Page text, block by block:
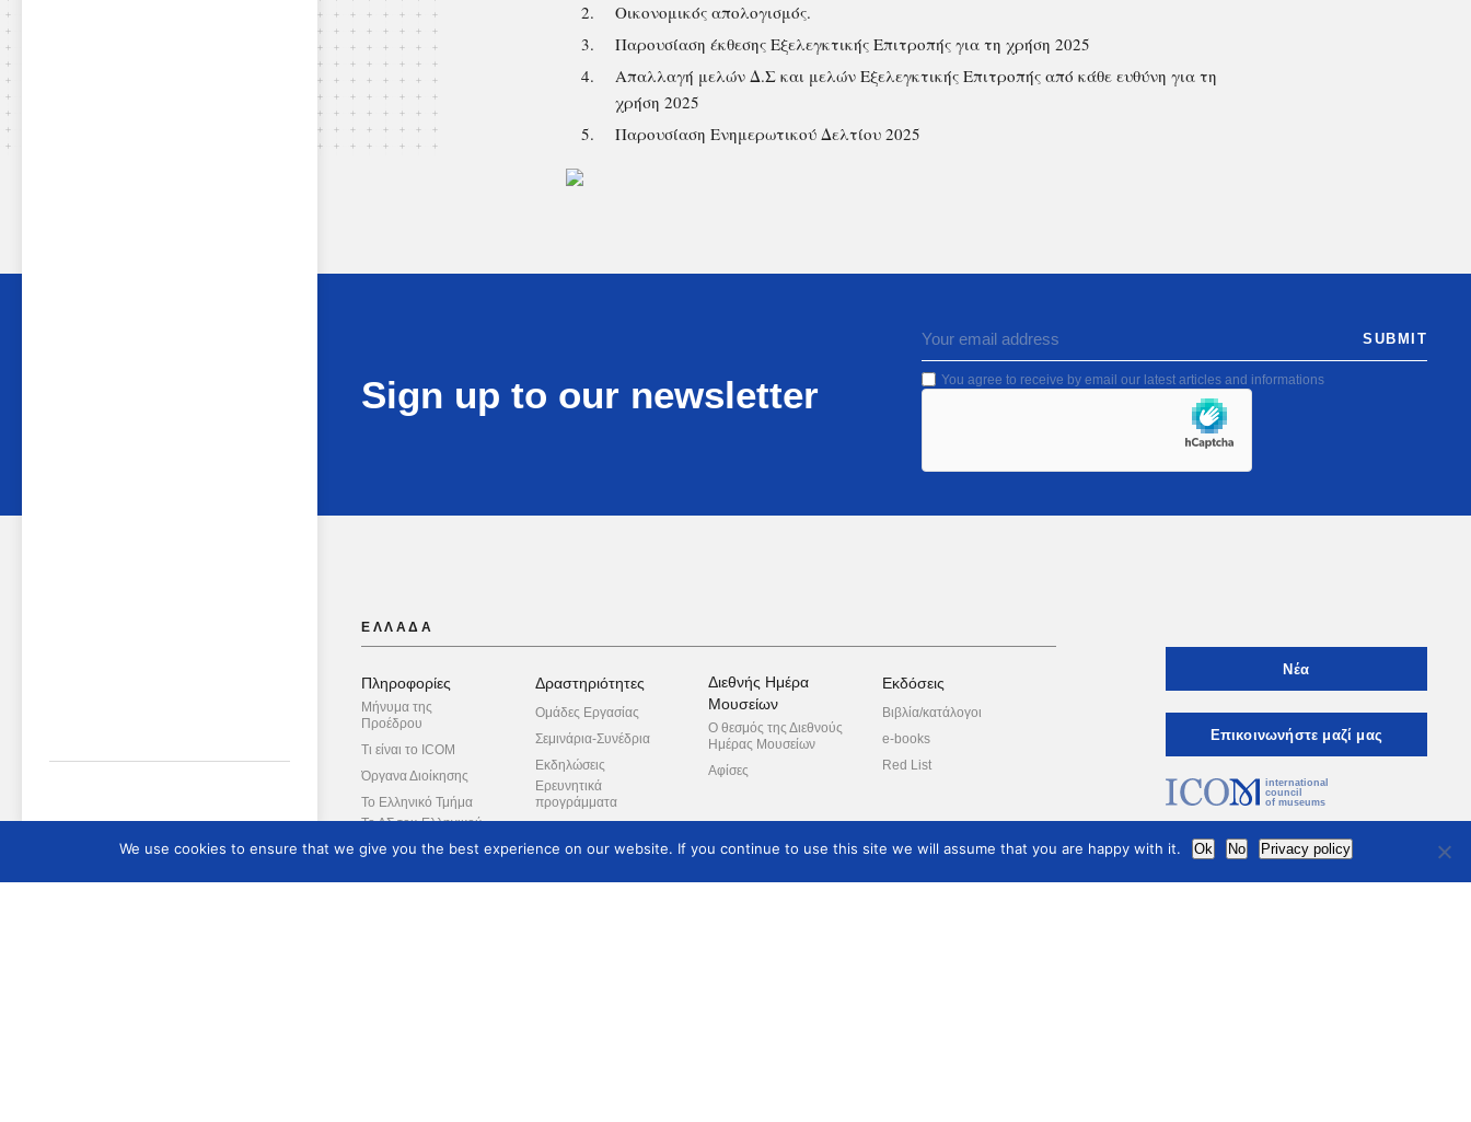
Οικονομικός απολογισμός.
Παρουσίαση έκθεσης Εξελεγκτικής Επιτροπής για τη χρήση 2025
Απαλλαγή μελών Δ.Σ και μελών Εξελεγκτικής Επιτροπής από κάθε ευθύνη για τη
χρήση 2025
Παρουσίαση Ενημερωτικού Δελτίου 2025
Sign up to our newsletter You agree to receive by email our latest articles and informations
SUBMIT
ΕΛΛΑΔΑ
Πληροφορίες
Μήνυμα της
Προέδρου
Τι είναι το ICOM
Όργανα Διοίκησης
Το Ελληνικό Τμήμα
Το ΔΣ του Ελληνικού
Τμήματος
Διεθνές Δίκτυο της Μπλε
Δραστηριότητες
Ομάδες Εργασίας
Σεμινάρια-Συνέδρια
Εκδηλώσεις
Ερευνητικά
προγράμματα
Συνεργαζόμενοι
Διεθνής Ημέρα
Μουσείων
Ο θεσμός της Διεθνούς
Ημέρας Μουσείων
Αφίσες
Εκδόσεις
Βιβλία/κατάλογοι
e-books
Red List
Νέα
Eπικοινωνήστε μαζί μας
international
council
of museums
We use cookies to ensure that we give you the best experience on our website. If you continue to use this site we will assume that you are happy with it. Ok No Privacy policy